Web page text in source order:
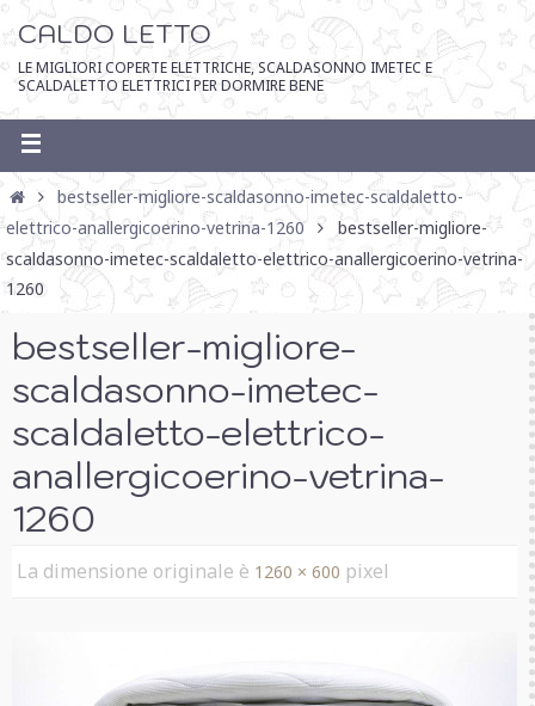
CALDO LETTO
LE MIGLIORI COPERTE ELETTRICHE, SCALDASONNO IMETEC E
SCALDALETTO ELETTRICI PER DORMIRE BENE
bestseller-migliore-scaldasonno-imetec-scaldaletto-
elettrico-anallergicoerino-vetrina-1260
bestseller-migliore-
scaldasonno-imetec-scaldaletto-elettrico-anallergicoerino-vetrina-
1260
bestseller-migliore-
scaldasonno-imetec-
scaldaletto-elettrico-
anallergicoerino-vetrina-
1260
La dimensione originale è 1260 × 600 pixel